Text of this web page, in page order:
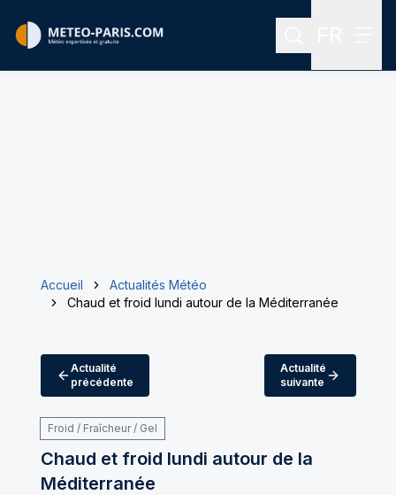
Rechercher
Accueil
Actualités Météo
Chaud et froid lundi autour de la Méditerranée
Actualité
précédente
Actualité
suivante
Froid / Fraîcheur / Gel
Chaud et froid lundi autour de la
Méditerranée